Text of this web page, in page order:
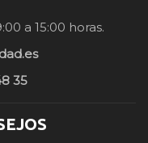
a 15:00 horas.
35